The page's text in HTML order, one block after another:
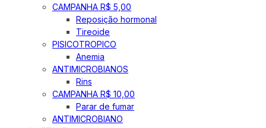
CAMPANHA R$ 5,00
Reposição hormonal
Tireoide
PISICOTROPICO
Anemia
ANTIMICROBIANOS
Rins
CAMPANHA R$ 10,00
Parar de fumar
ANTIMICROBIANO